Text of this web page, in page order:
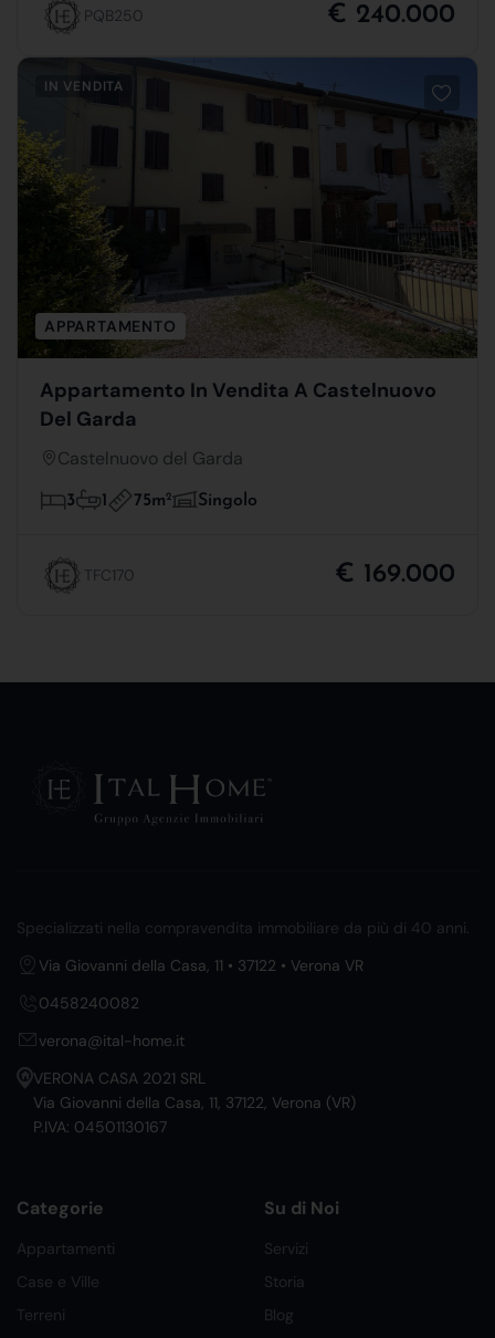
PQB250 € 240.000
IN VENDITA
APPARTAMENTO
Appartamento In Vendita A Castelnuovo
Del Garda
Castelnuovo del Garda
3 1 75m2 Singolo
TFC170 € 169.000
Specializzati nella compravendita immobiliare da più di 40 anni.
Via Giovanni della Casa, 11 • 37122 • Verona VR
0458240082
verona@ital-home.it
VERONA CASA 2021 SRL
Via Giovanni della Casa, 11, 37122, Verona (VR)
P.IVA: 04501130167
Categorie
Appartamenti
Case e Ville
Terreni
Su di Noi
Servizi
Storia
Blog